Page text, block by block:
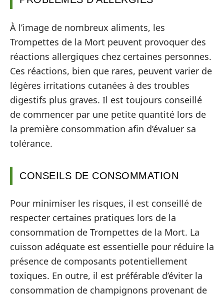
À l’image de nombreux aliments, les
Trompettes de la Mort peuvent provoquer des
réactions allergiques chez certaines personnes.
Ces réactions, bien que rares, peuvent varier de
légères irritations cutanées à des troubles
digestifs plus graves. Il est toujours conseillé
de commencer par une petite quantité lors de
la première consommation afin d’évaluer sa
tolérance.
CONSEILS DE CONSOMMATION
Pour minimiser les risques, il est conseillé de
respecter certaines pratiques lors de la
consommation de Trompettes de la Mort. La
cuisson adéquate est essentielle pour réduire la
présence de composants potentiellement
toxiques. En outre, il est préférable d’éviter la
consommation de champignons provenant de